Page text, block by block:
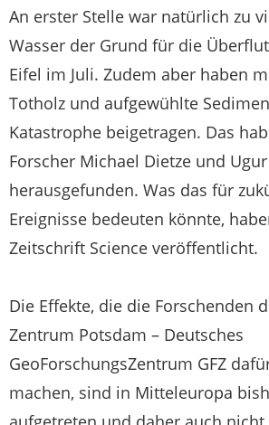
An erster Stelle war natürlich zu
Wasser der Grund für die
Eifel im Juli. Zudem aber haben
Totholz und aufgewühlte
Katastrophe beigetragen. Das
Forscher Michael Dietze und
herausgefunden. Was das für
Ereignisse bedeuten könnte,
Zeitschrift Science veröffentlicht.
Die Effekte, die die Forschenden
Zentrum Potsdam – Deutsches
GeoForschungsZentrum GFZ
machen, sind in Mitteleuropa